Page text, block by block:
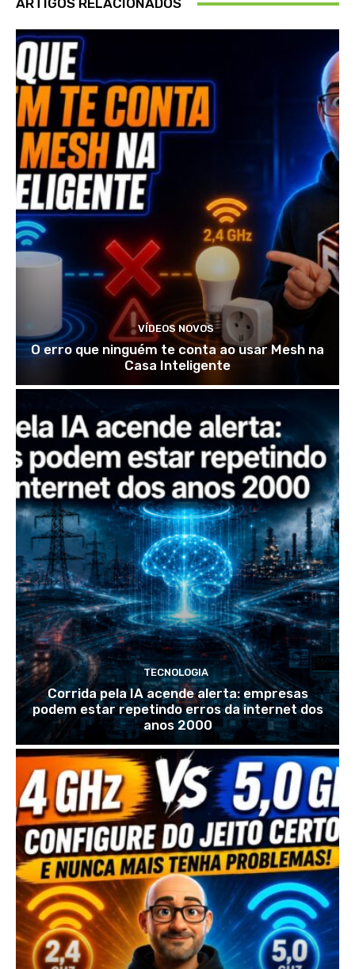
ARTIGOS RELACIONADOS
VÍDEOS NOVOS
O erro que ninguém te conta ao usar Mesh na
Casa Inteligente
TECNOLOGIA
Corrida pela IA acende alerta: empresas
podem estar repetindo erros da internet dos
anos 2000